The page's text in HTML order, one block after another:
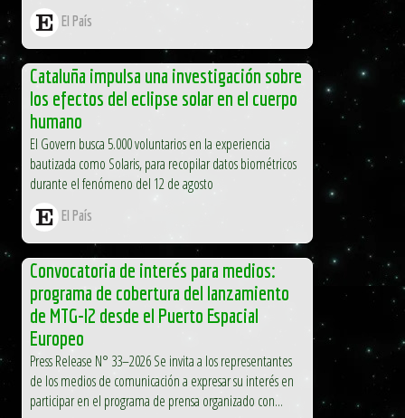
El País
Cataluña impulsa una investigación sobre
los efectos del eclipse solar en el cuerpo
humano
El Govern busca 5.000 voluntarios en la experiencia
bautizada como Solaris, para recopilar datos biométricos
durante el fenómeno del 12 de agosto
El País
Convocatoria de interés para medios:
programa de cobertura del lanzamiento
de MTG-I2 desde el Puerto Espacial
Europeo
Press Release N° 33–2026 Se invita a los representantes
de los medios de comunicación a expresar su interés en
participar en el programa de prensa organizado con...